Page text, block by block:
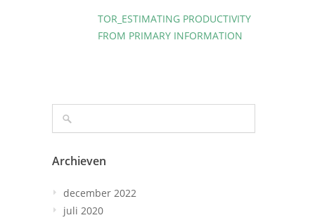
TOR_ESTIMATING PRODUCTIVITY
FROM PRIMARY INFORMATION
Archieven
december 2022
juli 2020